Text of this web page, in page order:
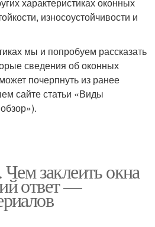
износоустойчивости и
мы и попробуем рассказать
сведения об оконных
почерпнуть из ранее
сайте статьи «Виды
Чем заклеить окна
ответ —